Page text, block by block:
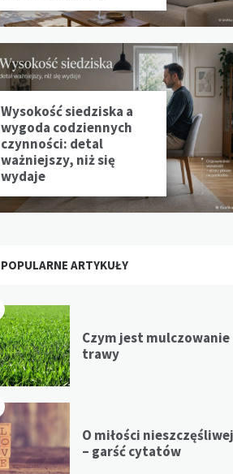
Wysokość siedziska a
wygoda codziennych
czynności: detal
ważniejszy, niż się
wydaje
POPULARNE ARTYKUŁY
Czym jest mulczowanie
trawy
O miłości nieszczęśliwej
– garść cytatów